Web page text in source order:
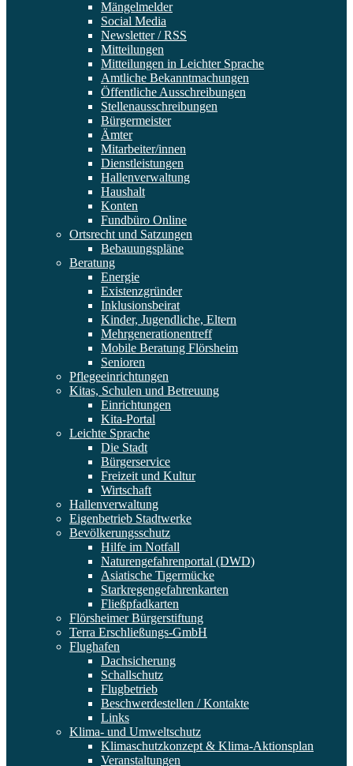
Mängelmelder
Social Media
Newsletter / RSS
Mitteilungen
Mitteilungen in Leichter Sprache
Amtliche Bekanntmachungen
Öffentliche Ausschreibungen
Stellenausschreibungen
Bürgermeister
Ämter
Mitarbeiter/innen
Dienstleistungen
Hallenverwaltung
Haushalt
Konten
Fundbüro Online
Ortsrecht und Satzungen
Bebauungspläne
Beratung
Energie
Existenzgründer
Inklusionsbeirat
Kinder, Jugendliche, Eltern
Mehrgenerationentreff
Mobile Beratung Flörsheim
Senioren
Pflegeeinrichtungen
Kitas, Schulen und Betreuung
Einrichtungen
Kita-Portal
Leichte Sprache
Die Stadt
Bürgerservice
Freizeit und Kultur
Wirtschaft
Hallenverwaltung
Eigenbetrieb Stadtwerke
Bevölkerungsschutz
Hilfe im Notfall
Naturengefahrenportal (DWD)
Asiatische Tigermücke
Starkregengefahrenkarten
Fließpfadkarten
Flörsheimer Bürgerstiftung
Terra Erschließungs-GmbH
Flughafen
Dachsicherung
Schallschutz
Flugbetrieb
Beschwerdestellen / Kontakte
Links
Klima- und Umweltschutz
Klimaschutzkonzept & Klima-Aktionsplan
Veranstaltungen